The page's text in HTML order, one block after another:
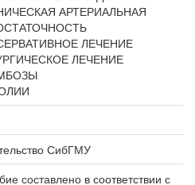
АРТЕРИАЛЬНАЯ
ЛЕЧЕНИЕ
ЛЕЧЕНИЕ
СибГМУ
составлено в соответствии с